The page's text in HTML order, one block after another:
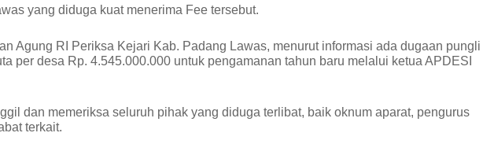
yang diduga kuat menerima Fee tersebut.
Agung RI Periksa Kejari Kab. Padang Lawas, menurut informasi ada dugaan pungli
per desa Rp. 4.545.000.000 untuk pengamanan tahun baru melalui ketua APDESI
dan memeriksa seluruh pihak yang diduga terlibat, baik oknum aparat, pengurus
terkait.